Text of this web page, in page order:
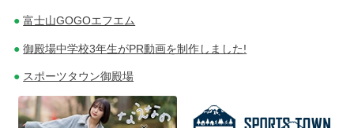
富士山GOGOエフエム
御殿場中学校3年生がPR動画を制作しました!
スポーツタウン御殿場